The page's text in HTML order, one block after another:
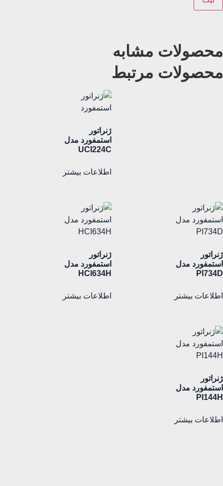
محصولات مشابه
محصولات مرتبط
ژنراتور
استمفورد مدل
UCI224C
اطلاعات بیشتر
ژنراتور
استمفورد مدل
PI734D
اطلاعات بیشتر
ژنراتور
استمفورد مدل
HCI634H
اطلاعات بیشتر
ژنراتور
استمفورد مدل
PI144H
اطلاعات بیشتر